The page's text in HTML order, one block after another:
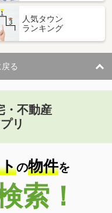
人気タウン
ランキング
る
・不動産
リ
の物件を
索！